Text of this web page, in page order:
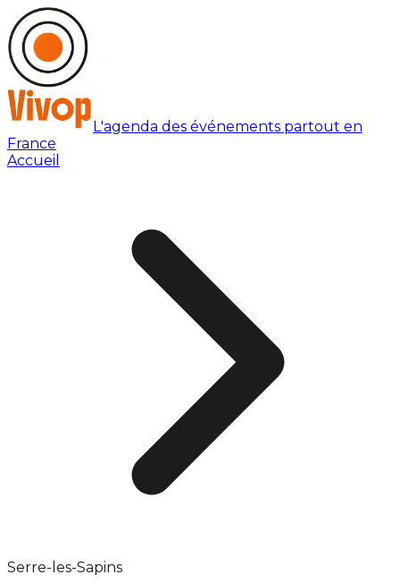
L'agenda des événements partout en
France
Accueil
Serre-les-Sapins